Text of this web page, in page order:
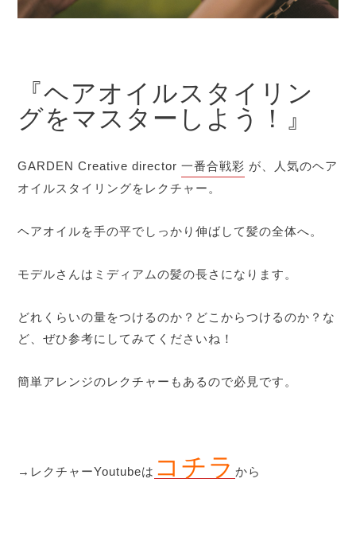
『ヘアオイルスタイリン
グをマスターしよう！』
GARDEN Creative director一番合戦彩 が、人気のヘア
オイルスタイリングをレクチャー。
ヘアオイルを手の平でしっかり伸ばして髪の全体へ。
モデルさんはミディアムの髪の長さになります。
どれくらいの量をつけるのか？どこからつけるのか？な
ど、ぜひ参考にしてみてくださいね！
簡単アレンジのレクチャーもあるので必見です。
→レクチャーYoutubeは コチラから